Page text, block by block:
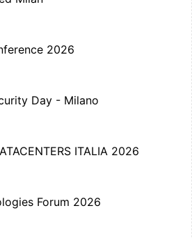
2026
Day - Milano
ITALIA 2026
Forum 2026